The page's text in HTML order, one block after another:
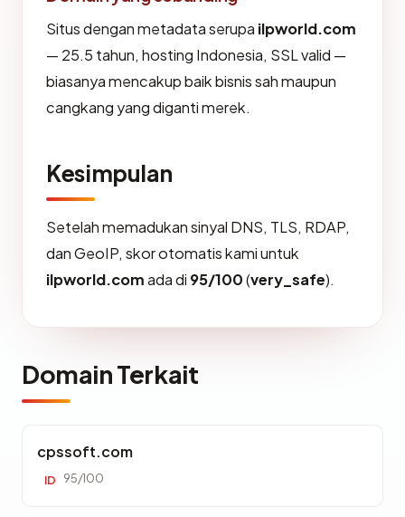
Situs dengan metadata serupa ilpworld.com
— 25.5 tahun, hosting Indonesia, SSL valid —
biasanya mencakup baik bisnis sah maupun
cangkang yang diganti merek.
Kesimpulan
Setelah memadukan sinyal DNS, TLS, RDAP,
dan GeoIP, skor otomatis kami untuk
ilpworld.comada di 95/100(very_safe).
Domain Terkait
cpssoft.com
ID 95/100